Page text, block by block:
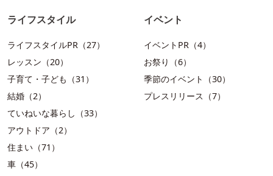
ライフスタイル
ライフスタイルPR（27）
レッスン（20）
子育て・子ども（31）
結婚（2）
ていねいな暮らし（33）
アウトドア（2）
住まい（71）
車（45）
イベント
イベントPR（4）
お祭り（6）
季節のイベント（30）
プレスリリース（7）